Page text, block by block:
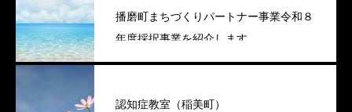
播磨町まちづくりパートナー事業令和８
年度採択事業を紹介します
認知症教室（稲美町）